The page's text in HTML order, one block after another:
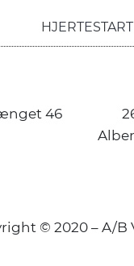
46
© 2020 – A/B